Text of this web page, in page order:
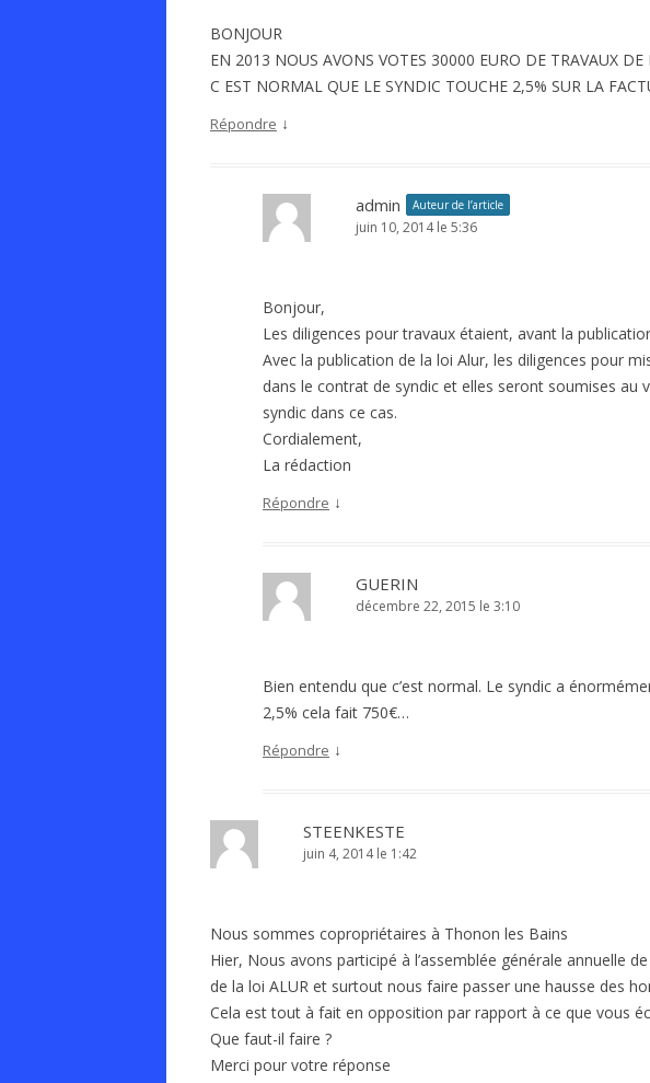
BONJOUR
EN 2013 NOUS AVONS VOTES 30000 EURO DE TRAVAUX DE
C EST NORMAL QUE LE SYNDIC TOUCHE 2,5% SUR LA
Répondre ↓
admin Auteur de l’article
juin 10, 2014 le 5:36
Bonjour,
Les diligences pour travaux étaient, avant la
Avec la publication de la loi Alur, les diligences pour
dans le contrat de syndic et elles seront soumises au
syndic dans ce cas.
Cordialement,
La rédaction
Répondre ↓
GUERIN
décembre 22, 2015 le 3:10
Bien entendu que c’est normal. Le syndic a
2,5% cela fait 750€…
Répondre ↓
STEENKESTE
juin 4, 2014 le 1:42
Nous sommes copropriétaires à Thonon les Bains
Hier, Nous avons participé à l’assemblée générale annuelle
de la loi ALUR et surtout nous faire passer une hausse des
Cela est tout à fait en opposition par rapport à ce que vous
Que faut-il faire ?
Merci pour votre réponse